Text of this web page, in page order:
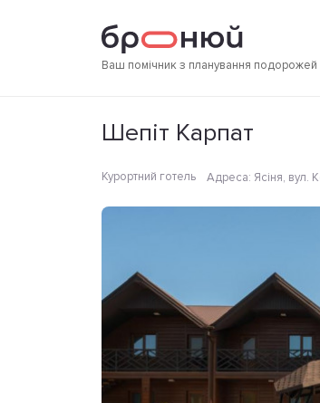
Ваш помічник з планування подорожей
Фотографії Зручності
Шепіт Карпат
Курортний готель Адреса: Ясіня, вул.